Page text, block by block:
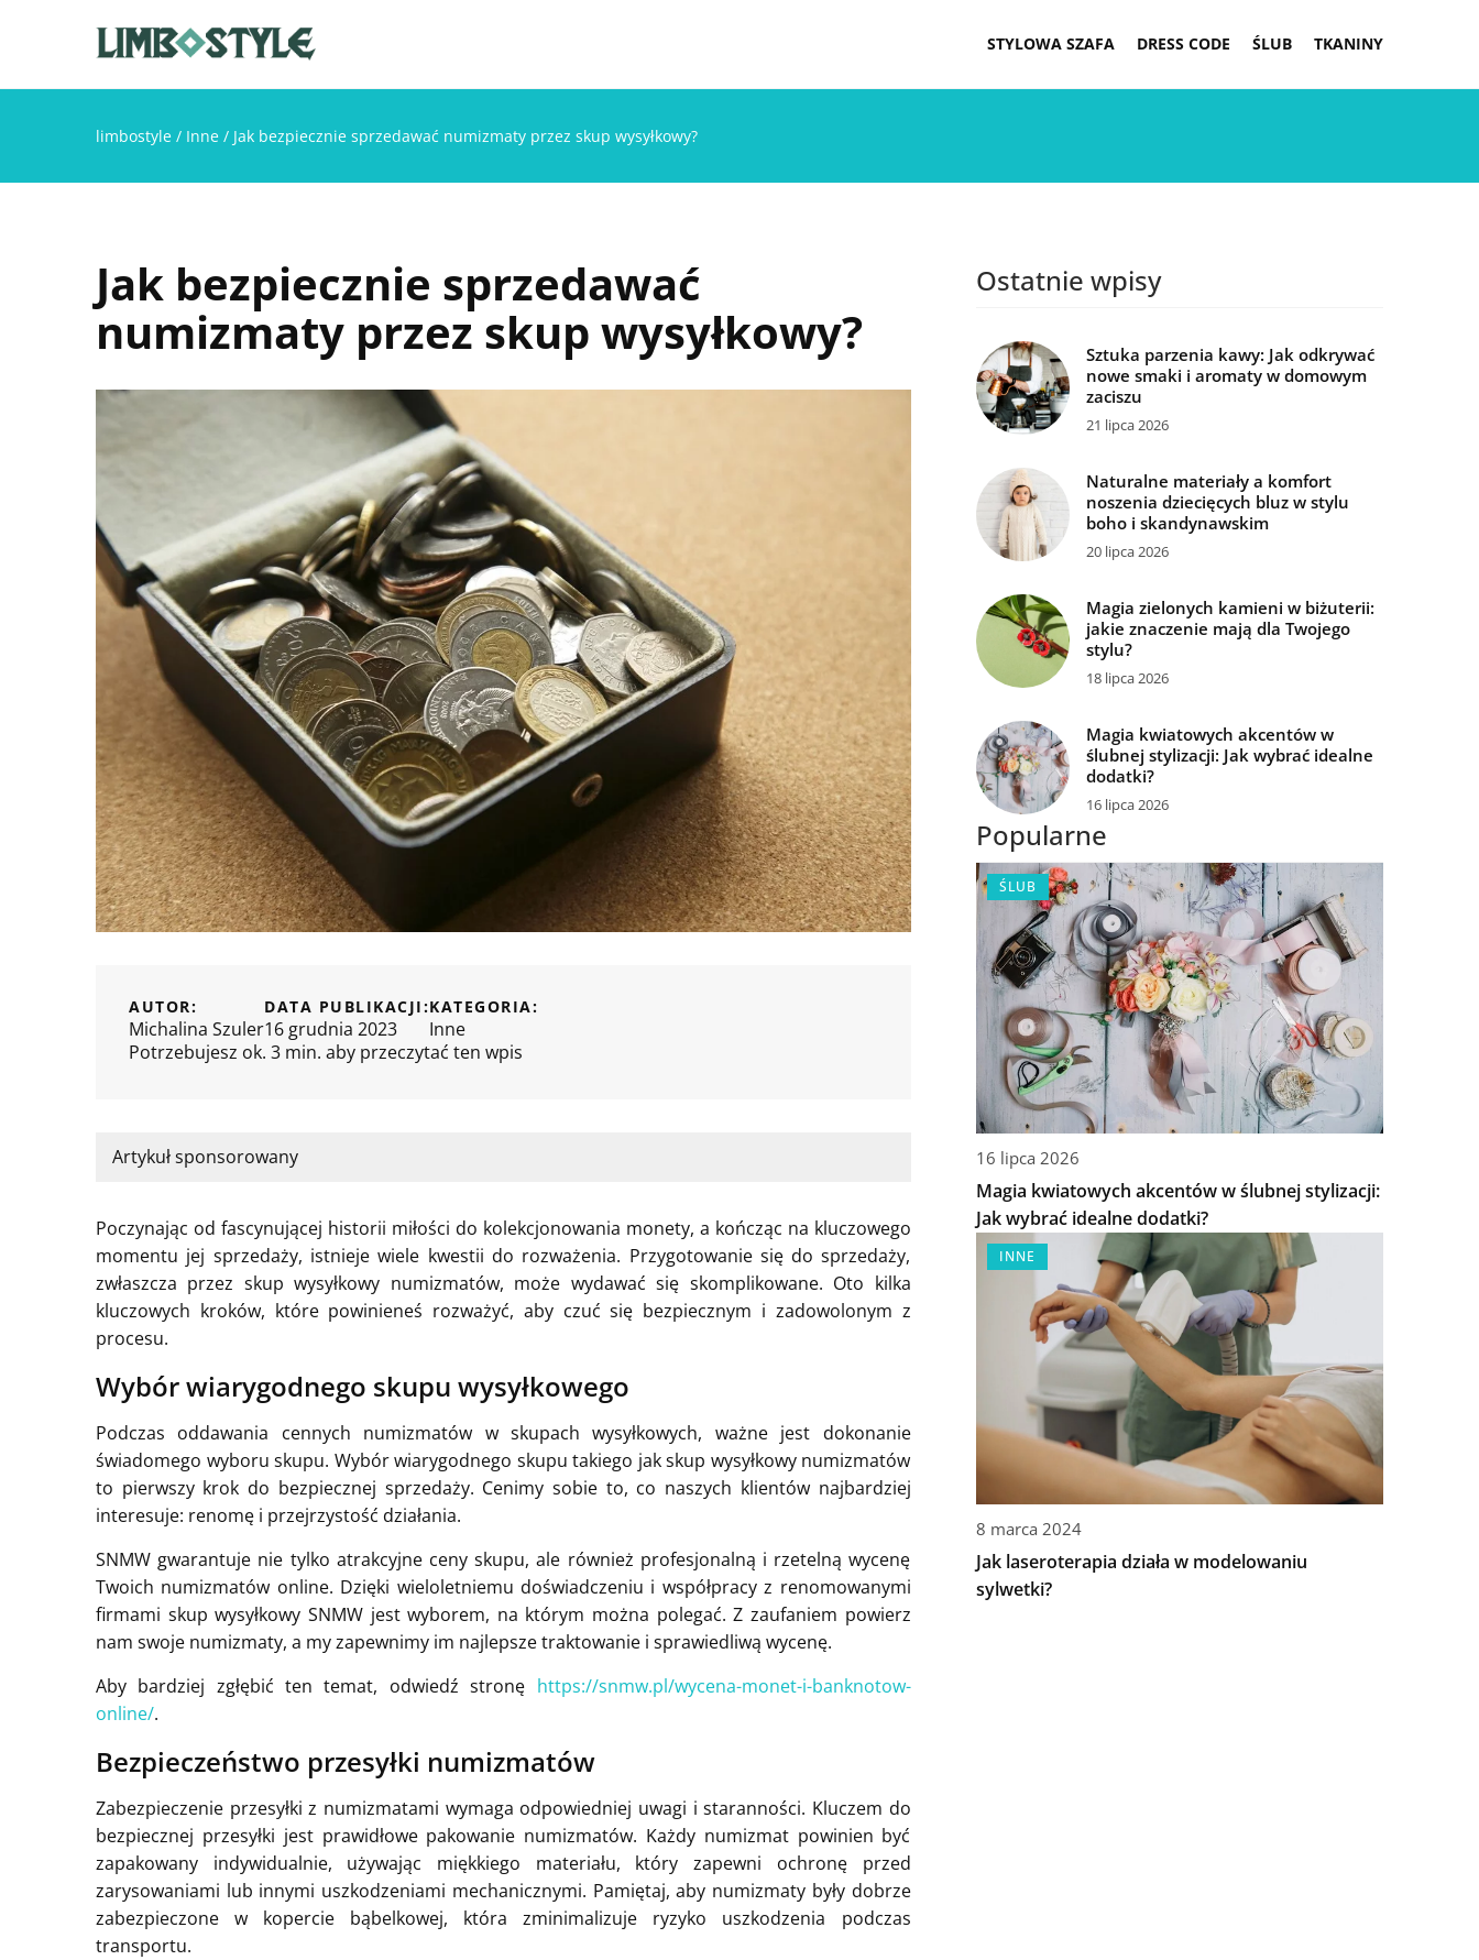
STYLOWA SZAFA DRESS CODE ŚLUB TKANINY
limbostyle / Inne / Jak bezpiecznie sprzedawać numizmaty przez skup wysyłkowy?
Jak bezpiecznie sprzedawać
numizmaty przez skup wysyłkowy?
AUTOR:
Michalina Szuler
DATA PUBLIKACJI:
16 grudnia 2023
KATEGORIA:
Inne
Potrzebujesz ok. 3 min. aby przeczytać ten wpis
Artykuł sponsorowany
Poczynając od fascynującej historii miłości do kolekcjonowania monety, a kończąc na kluczowego
momentu jej sprzedaży, istnieje wiele kwestii do rozważenia. Przygotowanie się do sprzedaży,
zwłaszcza przez skup wysyłkowy numizmatów, może wydawać się skomplikowane. Oto kilka
kluczowych kroków, które powinieneś rozważyć, aby czuć się bezpiecznym i zadowolonym z
procesu.
Wybór wiarygodnego skupu wysyłkowego
Podczas oddawania cennych numizmatów w skupach wysyłkowych, ważne jest dokonanie
świadomego wyboru skupu. Wybór wiarygodnego skupu takiego jak skup wysyłkowy numizmatów
to pierwszy krok do bezpiecznej sprzedaży. Cenimy sobie to, co naszych klientów najbardziej
interesuje: renomę i przejrzystość działania.
SNMW gwarantuje nie tylko atrakcyjne ceny skupu, ale również profesjonalną i rzetelną wycenę
Twoich numizmatów online. Dzięki wieloletniemu doświadczeniu i współpracy z renomowanymi
firmami skup wysyłkowy SNMW jest wyborem, na którym można polegać. Z zaufaniem powierz
nam swoje numizmaty, a my zapewnimy im najlepsze traktowanie i sprawiedliwą wycenę.
Aby bardziej zgłębić ten temat, odwiedź stronę https://snmw.pl/wycena-monet-i-banknotow-
online/.
Bezpieczeństwo przesyłki numizmatów
Zabezpieczenie przesyłki z numizmatami wymaga odpowiedniej uwagi i staranności. Kluczem do
bezpiecznej przesyłki jest prawidłowe pakowanie numizmatów. Każdy numizmat powinien być
zapakowany indywidualnie, używając miękkiego materiału, który zapewni ochronę przed
zarysowaniami lub innymi uszkodzeniami mechanicznymi. Pamiętaj, aby numizmaty były dobrze
zabezpieczone w kopercie bąbelkowej, która zminimalizuje ryzyko uszkodzenia podczas
transportu.
Ostatnie wpisy
Sztuka parzenia kawy: Jak odkrywać
nowe smaki i aromaty w domowym
zaciszu
21 lipca 2026
Naturalne materiały a komfort
noszenia dziecięcych bluz w stylu
boho i skandynawskim
20 lipca 2026
Magia zielonych kamieni w biżuterii:
jakie znaczenie mają dla Twojego
stylu?
18 lipca 2026
Magia kwiatowych akcentów w
ślubnej stylizacji: Jak wybrać idealne
dodatki?
16 lipca 2026
Popularne
ŚLUB
16 lipca 2026
Magia kwiatowych akcentów w ślubnej stylizacji:
Jak wybrać idealne dodatki?
INNE
8 marca 2024
Jak laseroterapia działa w modelowaniu
sylwetki?